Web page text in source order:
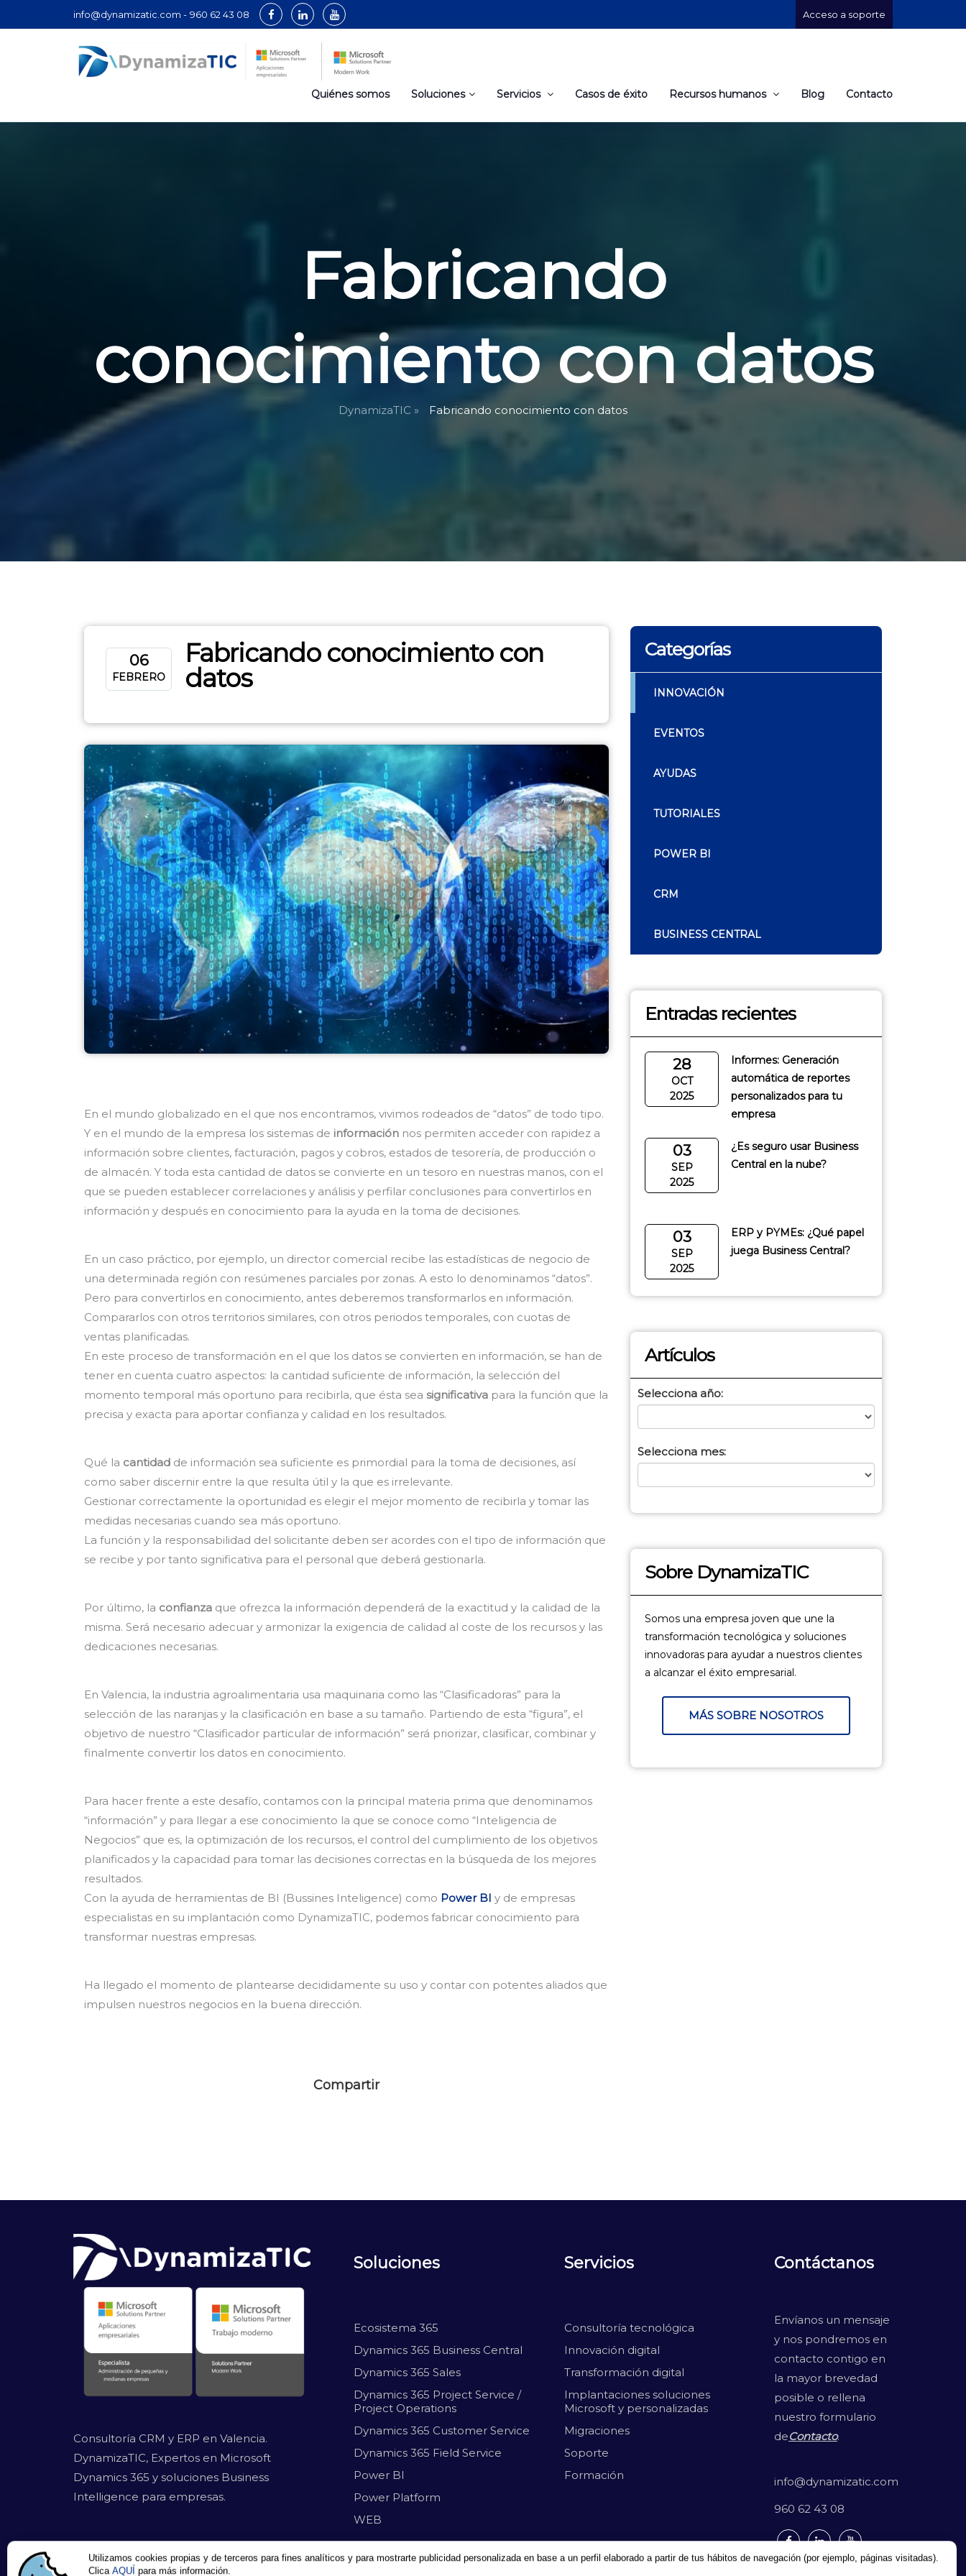
info@dynamizatic.com - 960 62 43 08 Acceso a soporte
Quiénes somos Soluciones Servicios Casos de éxito Recursos humanos Blog Contacto
Fabricando
conocimiento con datos
DynamizaTIC » Fabricando conocimiento con datos
06
FEBRERO
Fabricando conocimiento con
datos
En el mundo globalizado en el que nos encontramos, vivimos rodeados de “datos” de todo tipo.
Y en el mundo de la empresa los sistemas de información nos permiten acceder con rapidez a
información sobre clientes, facturación, pagos y cobros, estados de tesorería, de producción o
de almacén. Y toda esta cantidad de datos se convierte en un tesoro en nuestras manos, con el
que se pueden establecer correlaciones y análisis y perfilar conclusiones para convertirlos en
información y después en conocimiento para la ayuda en la toma de decisiones.
En un caso práctico, por ejemplo, un director comercial recibe las estadísticas de negocio de
una determinada región con resúmenes parciales por zonas. A esto lo denominamos “datos”.
Pero para convertirlos en conocimiento, antes deberemos transformarlos en información.
Compararlos con otros territorios similares, con otros periodos temporales, con cuotas de
ventas planificadas.
En este proceso de transformación en el que los datos se convierten en información, se han de
tener en cuenta cuatro aspectos: la cantidad suficiente de información, la selección del
momento temporal más oportuno para recibirla, que ésta sea significativa para la función que la
precisa y exacta para aportar confianza y calidad en los resultados.
Qué la cantidad de información sea suficiente es primordial para la toma de decisiones, así
como saber discernir entre la que resulta útil y la que es irrelevante.
Gestionar correctamente la oportunidad es elegir el mejor momento de recibirla y tomar las
medidas necesarias cuando sea más oportuno.
La función y la responsabilidad del solicitante deben ser acordes con el tipo de información que
se recibe y por tanto significativa para el personal que deberá gestionarla.
Por último, la confianza que ofrezca la información dependerá de la exactitud y la calidad de la
misma. Será necesario adecuar y armonizar la exigencia de calidad al coste de los recursos y las
dedicaciones necesarias.
En Valencia, la industria agroalimentaria usa maquinaria como las “Clasificadoras” para la
selección de las naranjas y la clasificación en base a su tamaño. Partiendo de esta “figura”, el
objetivo de nuestro “Clasificador particular de información” será priorizar, clasificar, combinar y
finalmente convertir los datos en conocimiento.
Para hacer frente a este desafío, contamos con la principal materia prima que denominamos
“información” y para llegar a ese conocimiento la que se conoce como “Inteligencia de
Negocios” que es, la optimización de los recursos, el control del cumplimiento de los objetivos
planificados y la capacidad para tomar las decisiones correctas en la búsqueda de los mejores
resultados.
Con la ayuda de herramientas de BI (Bussines Inteligence) como Power BI y de empresas
especialistas en su implantación como DynamizaTIC, podemos fabricar conocimiento para
transformar nuestras empresas.
Ha llegado el momento de plantearse decididamente su uso y contar con potentes aliados que
impulsen nuestros negocios en la buena dirección.
Compartir
Categorías
INNOVACIÓN
EVENTOS
AYUDAS
TUTORIALES
POWER BI
CRM
BUSINESS CENTRAL
Entradas recientes
28
OCT
2025
Informes: Generación
automática de reportes
personalizados para tu
empresa
03
SEP
2025
¿Es seguro usar Business
Central en la nube?
03
SEP
2025
ERP y PYMEs: ¿Qué papel
juega Business Central?
Artículos
Selecciona año:
Selecciona mes:
Sobre DynamizaTIC
Somos una empresa joven que une la
transformación tecnológica y soluciones
innovadoras para ayudar a nuestros clientes
a alcanzar el éxito empresarial.
MÁS SOBRE NOSOTROS
Consultoría CRM y ERP en Valencia.
DynamizaTIC, Expertos en Microsoft
Dynamics 365 y soluciones Business
Intelligence para empresas.
Soluciones
Ecosistema 365
Dynamics 365 Business Central
Dynamics 365 Sales
Dynamics 365 Project Service /
Project Operations
Dynamics 365 Customer Service
Dynamics 365 Field Service
Power BI
Power Platform
WEB
Servicios
Consultoría tecnológica
Innovación digital
Transformación digital
Implantaciones soluciones
Microsoft y personalizadas
Migraciones
Soporte
Formación
Contáctanos
Envíanos un mensaje
y nos pondremos en
contacto contigo en
la mayor brevedad
posible o rellena
nuestro formulario
deContacto.
info@dynamizatic.com
960 62 43 08
Utilizamos cookies propias y de terceros para fines analíticos y para mostrarte publicidad personalizada en base a un perfil elaborado a partir de tus hábitos de navegación (por ejemplo, páginas visitadas).
Clica AQUÍ para más información.